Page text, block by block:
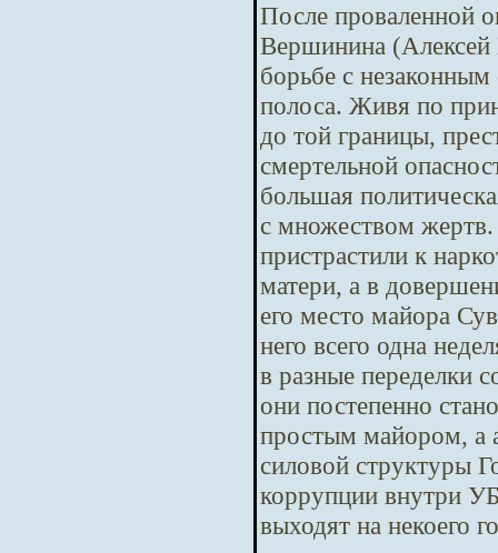
После проваленной
Вершинина (Алексей
борьбе с
полоса. Живя по
до той границы,
смертельной
большая
с множеством
пристрастили к
матери, а в
его место майора
него всего одна
в разные переделки
они постепенно
простым майором, а
силовой структуры
коррупции внутри
выходят на некоего